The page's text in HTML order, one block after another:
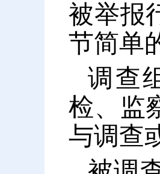
被举报
节简单
调查
检、监
与调查